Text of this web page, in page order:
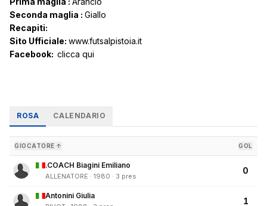
Seconda maglia : Giallo
Recapiti:
Sito Ufficiale: www.futsalpistoia.it
Facebook: clicca qui
ROSA CALENDARIO
GIOCATORE ↑ GOL
.COACH Biagini Emiliano
ALLENATORE · 1980 · 3 pres
0
Antonini Giulia
1